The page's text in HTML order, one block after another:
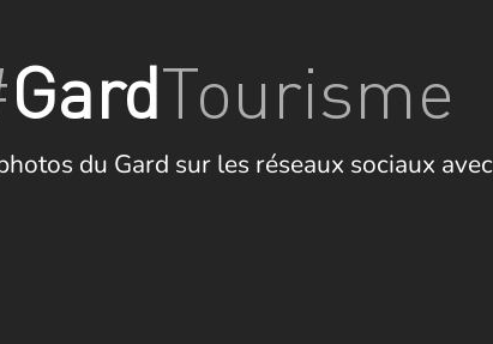
GardTourisme
du Gard sur les réseaux sociaux